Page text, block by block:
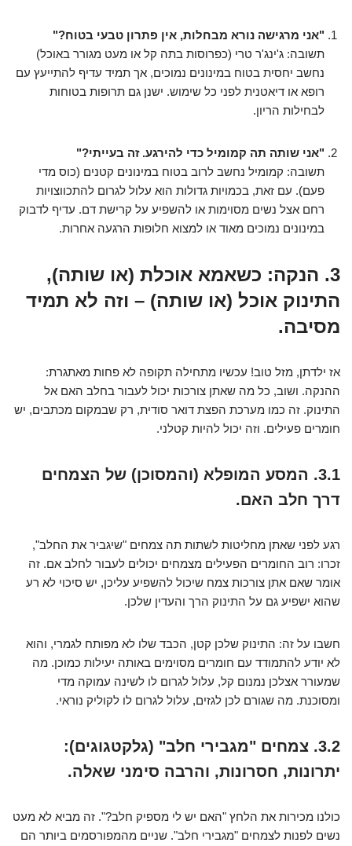
"אני מרגישה נורא מבחלות, אין פתרון טבעי בטוח?"
תשובה: ג'ינג'ר טרי (כפרוסות בתה קל או מעט מגורר באוכל)
נחשב יחסית בטוח במינונים נמוכים, אך תמיד עדיף להתייעץ עם
רופא או דיאטנית לפני כל שימוש. ישנן גם תרופות בטוחות
לבחילות הריון.
"אני שותה תה קמומיל כדי להירגע. זה בעייתי?"
תשובה: קמומיל נחשב לרוב בטוח במינונים קטנים (כוס מדי
פעם). עם זאת, בכמויות גדולות הוא עלול לגרום להתכווצויות
רחם אצל נשים מסוימות או להשפיע על קרישת דם. עדיף לדבוק
במינונים נמוכים מאוד או למצוא חלופות הרגעה אחרות.
3. הנקה: כשאמא אוכלת (או שותה),
התינוק אוכל (או שותה) – וזה לא תמיד
מסיבה.
אז ילדתן, מזל טוב! עכשיו מתחילה תקופה לא פחות מאתגרת:
ההנקה. ושוב, כל מה שאתן צורכות יכול לעבור בחלב האם אל
התינוק. זה כמו מערכת הפצת דואר סודית, רק שבמקום מכתבים, יש
חומרים פעילים. וזה יכול להיות קטלני.
3.1. המסע המופלא (והמסוכן) של הצמחים
דרך חלב האם.
רגע לפני שאתן מחליטות לשתות תה צמחים "שיגביר את החלב",
זכרו: רוב החומרים הפעילים מצמחים יכולים לעבור לחלב אם. זה
אומר שאם אתן צורכות צמח שיכול להשפיע עליכן, יש סיכוי לא רע
שהוא ישפיע גם על התינוק הרך והעדין שלכן.
חשבו על זה: התינוק שלכן קטן, הכבד שלו לא מפותח לגמרי, והוא
לא יודע להתמודד עם חומרים מסוימים באותה יעילות כמוכן. מה
שמעורר אצלכן נמנום קל, עלול לגרום לו לשינה עמוקה מדי
ומסוכנת. מה שגורם לכן לגזים, עלול לגרום לו לקוליק נוראי.
3.2. צמחים "מגבירי חלב" (גלקטגוגים):
יתרונות, חסרונות, והרבה סימני שאלה.
כולנו מכירות את הלחץ "האם יש לי מספיק חלב?". זה מביא לא מעט
נשים לפנות לצמחים "מגבירי חלב". שניים מהמפורסמים ביותר הם